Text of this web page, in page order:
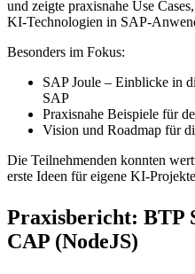
und zeigte praxisnahe Use
KI-Technologien in SAP-
Besonders im Fokus:
SAP Joule – Einblicke in
SAP
Praxisnahe Beispiele für
Vision und Roadmap für
Die Teilnehmenden konnten
erste Ideen für eigene KI-
Praxisbericht: BTP
CAP (NodeJS)